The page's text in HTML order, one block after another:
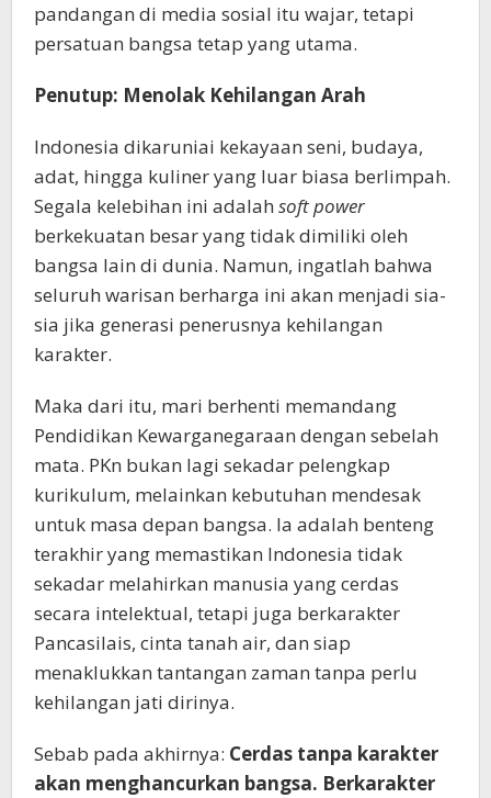
pandangan di media sosial itu wajar, tetapi
persatuan bangsa tetap yang utama.
Penutup: Menolak Kehilangan Arah
Indonesia dikaruniai kekayaan seni, budaya,
adat, hingga kuliner yang luar biasa berlimpah.
Segala kelebihan ini adalah soft power
berkekuatan besar yang tidak dimiliki oleh
bangsa lain di dunia. Namun, ingatlah bahwa
seluruh warisan berharga ini akan menjadi sia-
sia jika generasi penerusnya kehilangan
karakter.
Maka dari itu, mari berhenti memandang
Pendidikan Kewarganegaraan dengan sebelah
mata. PKn bukan lagi sekadar pelengkap
kurikulum, melainkan kebutuhan mendesak
untuk masa depan bangsa. Ia adalah benteng
terakhir yang memastikan Indonesia tidak
sekadar melahirkan manusia yang cerdas
secara intelektual, tetapi juga berkarakter
Pancasilais, cinta tanah air, dan siap
menaklukkan tantangan zaman tanpa perlu
kehilangan jati dirinya.
Sebab pada akhirnya: Cerdas tanpa karakter
akan menghancurkan bangsa. Berkarakter